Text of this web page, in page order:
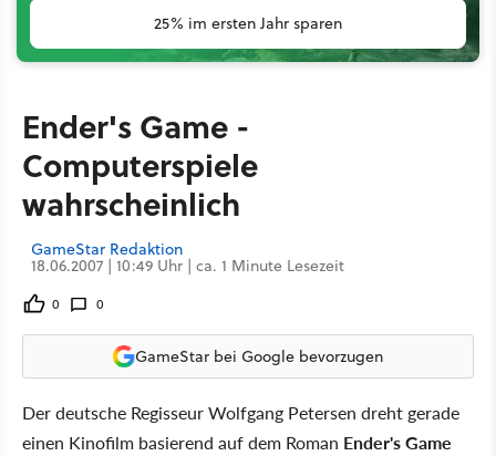
25% im ersten Jahr sparen
Ender's Game -
Computerspiele
wahrscheinlich
GameStar Redaktion
18.06.2007 | 10:49 Uhr | ca. 1 Minute Lesezeit
0 0
GameStar bei Google bevorzugen
Der deutsche Regisseur Wolfgang Petersen dreht gerade
einen Kinofilm basierend auf dem Roman Ender's Game